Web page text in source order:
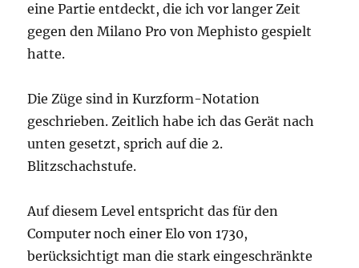
eine Partie entdeckt, die ich vor langer Zeit
gegen den Milano Pro von Mephisto gespielt
hatte.
Die Züge sind in Kurzform-Notation
geschrieben. Zeitlich habe ich das Gerät nach
unten gesetzt, sprich auf die 2.
Blitzschachstufe.
Auf diesem Level entspricht das für den
Computer noch einer Elo von 1730,
berücksichtigt man die stark eingeschränkte